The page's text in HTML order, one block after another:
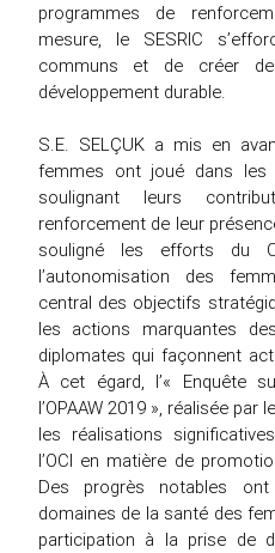
programmes de
mesure, le SESRIC
communs et de créer
développement durable.
S.E. SELÇUK a mis en
femmes ont joué dans les
soulignant leurs
renforcement de leur
souligné les efforts du
l’autonomisation des
central des objectifs
les actions marquantes
diplomates qui façonnent
À cet égard, l’« Enquête
l’OPAAW 2019 », réalisée par
les réalisations
l’OCI en matière de
Des progrès notables
domaines de la santé des
participation à la prise de